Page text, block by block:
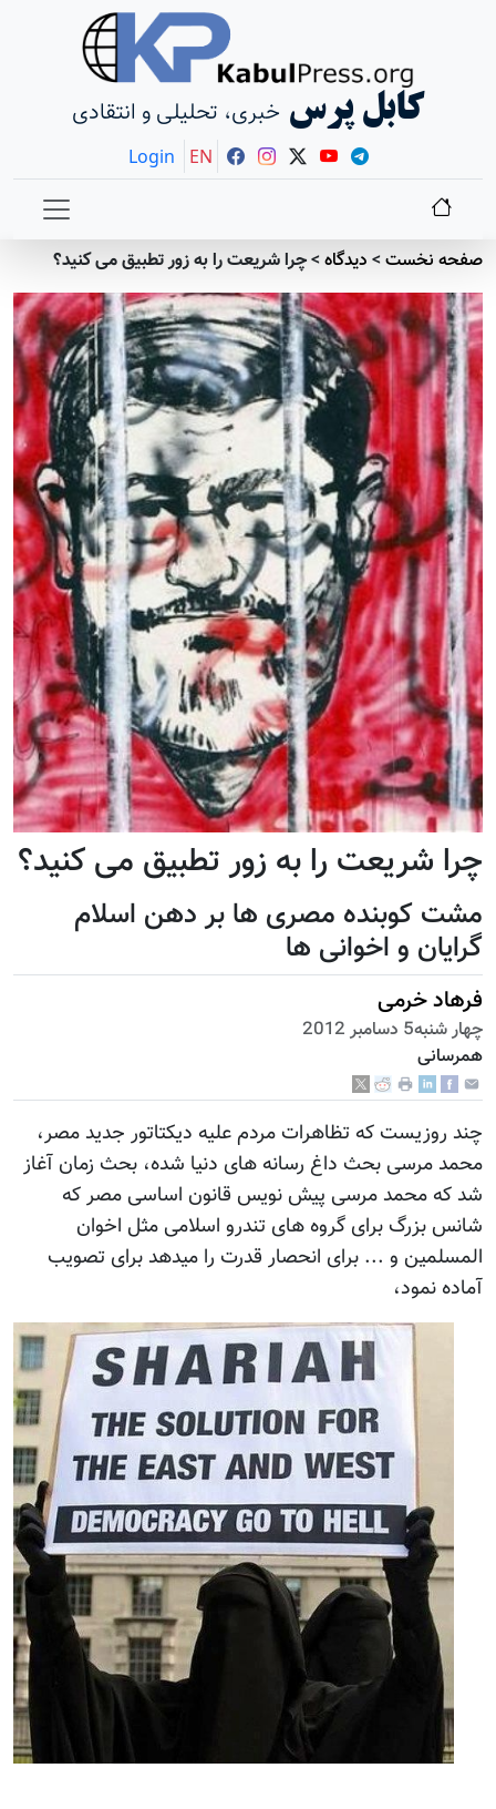
کابل پرس خبری، تحلیلی و انتقادی
Login EN
صفحه نخست> دیدگاه>چرا شریعت را به زور تطبیق می کنید؟
چرا شریعت را به زور تطبیق می کنید؟
مشت کوبنده مصری ها بر دهن اسلام
گرایان و اخوانی ها
فرهاد خرمی
چهار شنبه5 دسامبر 2012
همرسانی
چند روزیست که تظاهرات مردم علیه دیکتاتور جدید مصر،
محمد مرسی بحث داغ رسانه های دنیا شده، بحث زمان آغاز
شد که محمد مرسی پیش نویس قانون اساسی مصر که
شانس بزرگ برای گروه های تندرو اسلامی مثل اخوان
المسلمین و ... برای انحصار قدرت را میدهد برای تصویب
آماده نمود،